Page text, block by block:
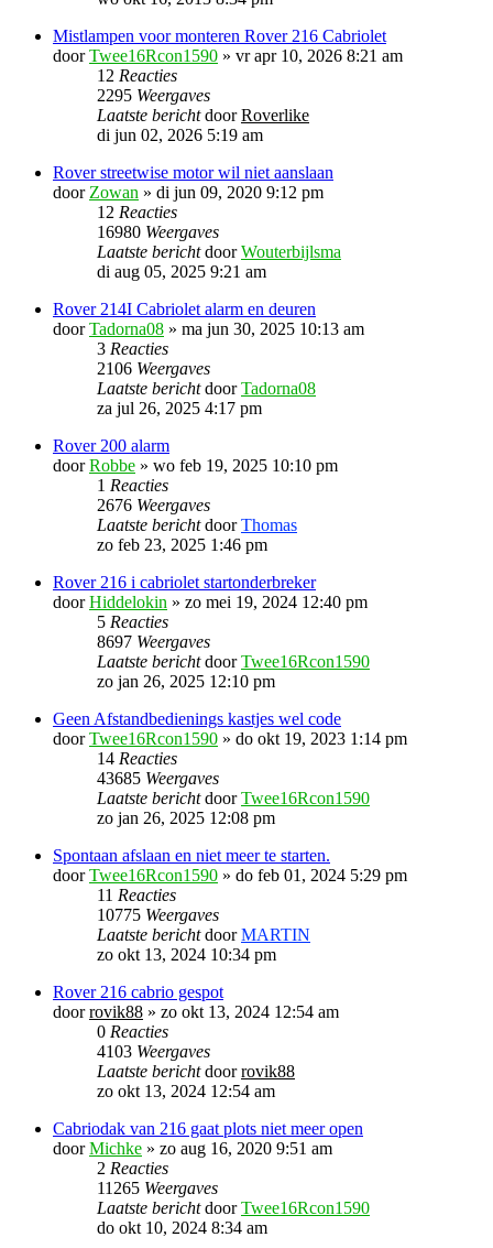
Mistlampen voor monteren Rover 216 Cabriolet
doorTwee16Rcon1590 » vr apr 10, 2026 8:21 am
12 Reacties
2295 Weergaves
Laatste berichtdoorRoverlike
di jun 02, 2026 5:19 am
Rover streetwise motor wil niet aanslaan
door Zowan » di jun 09, 2020 9:12 pm
12 Reacties
16980 Weergaves
Laatste berichtdoorWouterbijlsma
di aug 05, 2025 9:21 am
Rover 214I Cabriolet alarm en deuren
doorTadorna08 » ma jun 30, 2025 10:13 am
3 Reacties
2106 Weergaves
Laatste berichtdoorTadorna08
za jul 26, 2025 4:17 pm
Rover 200 alarm
doorRobbe » wo feb 19, 2025 10:10 pm
1 Reacties
2676 Weergaves
Laatste berichtdoorThomas
zo feb 23, 2025 1:46 pm
Rover 216 i cabriolet startonderbreker
doorHiddelokin » zo mei 19, 2024 12:40 pm
5 Reacties
8697 Weergaves
Laatste berichtdoorTwee16Rcon1590
zo jan 26, 2025 12:10 pm
Geen Afstandbedienings kastjes wel code
doorTwee16Rcon1590 » do okt 19, 2023 1:14 pm
14 Reacties
43685 Weergaves
Laatste berichtdoorTwee16Rcon1590
zo jan 26, 2025 12:08 pm
Spontaan afslaan en niet meer te starten.
doorTwee16Rcon1590 » do feb 01, 2024 5:29 pm
11 Reacties
10775 Weergaves
Laatste berichtdoorMARTIN
zo okt 13, 2024 10:34 pm
Rover 216 cabrio gespot
doorrovik88 » zo okt 13, 2024 12:54 am
0 Reacties
4103 Weergaves
Laatste berichtdoorrovik88
zo okt 13, 2024 12:54 am
Cabriodak van 216 gaat plots niet meer open
doorMichke » zo aug 16, 2020 9:51 am
2 Reacties
11265 Weergaves
Laatste berichtdoorTwee16Rcon1590
do okt 10, 2024 8:34 am